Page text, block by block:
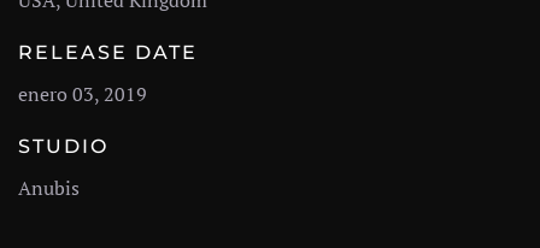
RELEASE DATE
enero 03, 2019
STUDIO
Anubis